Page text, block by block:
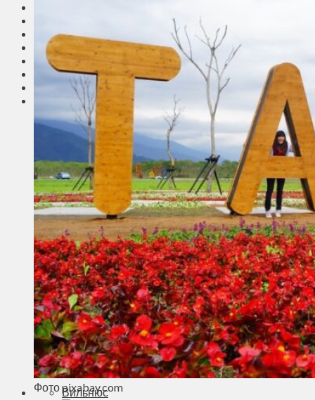
Выбор читателей
Калейдоскоп
Армия
Сейм Литвы
Культура
Фоторепортаж
Туризм
ЛК рекомендует
Сеньорам
Образование
Здравоохранение
Экология
Происшествия
Приграничье
Деньги
Визиты
Выборы
Агроновости
Едим дома
Ищу семью
Духовное пространство
Спорт
Технологии
Энергетика
Вильнюс
Фото pixabay.com